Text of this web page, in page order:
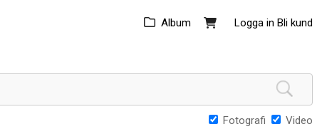
Logga in Bli kund
Album
Fotografi Video